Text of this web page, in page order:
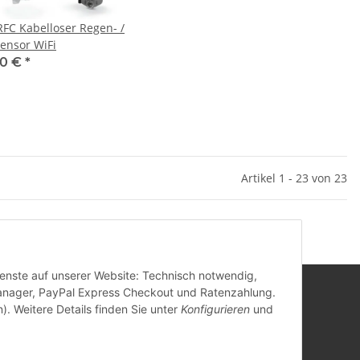
auf unserer Website: Technisch notwendig,
PayPal Express Checkout und Ratenzahlung.
Weitere Details finden Sie unter Konfigurieren und
Kabelloser Regen- /
WiFi
€ *
Artikel 1 - 23 von 23